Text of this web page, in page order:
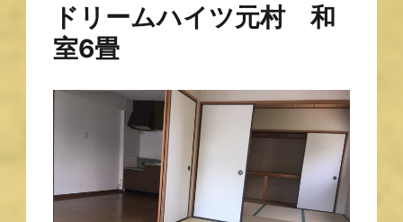
ドリームハイツ元村 和
室6畳